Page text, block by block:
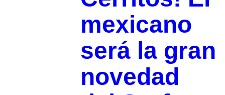
mexicano
será la gran
novedad